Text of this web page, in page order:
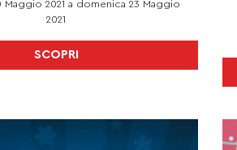
2021 a domenica 23 Maggio
2021
SCOPRI